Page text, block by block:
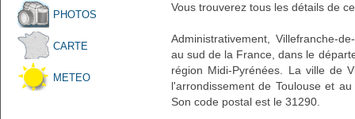
PHOTOS
CARTE
METEO
Vous trouverez tous les détails de
Administrativement, Villefranche-
au sud de la France, dans le
région Midi-Pyrénées. La ville de
l'arrondissement de Toulouse et
Son code postal est le 31290.